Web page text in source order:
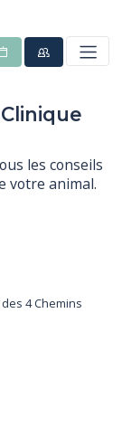
les conseils
votre animal.